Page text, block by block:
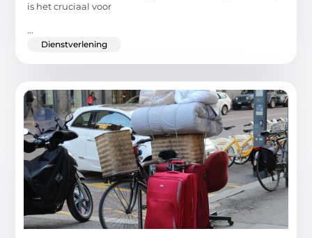
is het cruciaal voor
...
Dienstverlening